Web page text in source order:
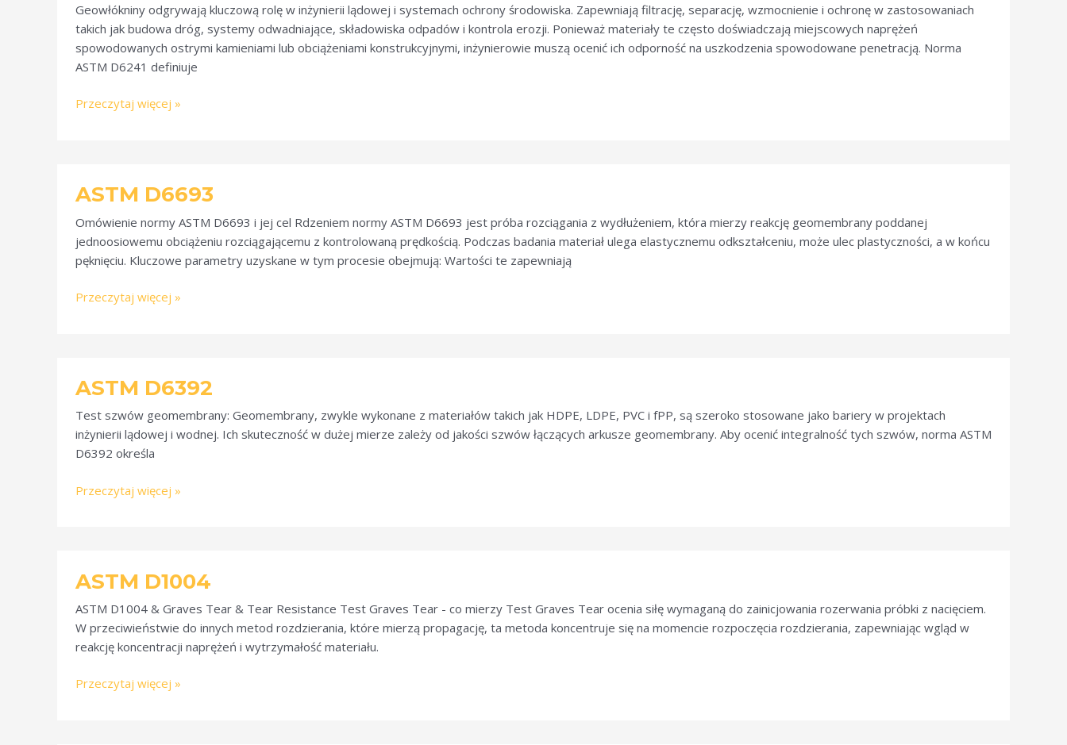
Geowłókniny odgrywają kluczową rolę w inżynierii lądowej i systemach ochrony środowiska. Zapewniają filtrację, separację, wzmocnienie i ochronę w zastosowaniach
takich jak budowa dróg, systemy odwadniające, składowiska odpadów i kontrola erozji. Ponieważ materiały te często doświadczają miejscowych naprężeń
spowodowanych ostrymi kamieniami lub obciążeniami konstrukcyjnymi, inżynierowie muszą ocenić ich odporność na uszkodzenia spowodowane penetracją. Norma
ASTM D6241 definiuje
Przeczytaj więcej »
ASTM D6693
Omówienie normy ASTM D6693 i jej cel Rdzeniem normy ASTM D6693 jest próba rozciągania z wydłużeniem, która mierzy reakcję geomembrany poddanej
jednoosiowemu obciążeniu rozciągającemu z kontrolowaną prędkością. Podczas badania materiał ulega elastycznemu odkształceniu, może ulec plastyczności, a w końcu
pęknięciu. Kluczowe parametry uzyskane w tym procesie obejmują: Wartości te zapewniają
D6693
Przeczytaj więcej »
ASTM D6392
Test szwów geomembrany: Geomembrany, zwykle wykonane z materiałów takich jak HDPE, LDPE, PVC i fPP, są szeroko stosowane jako bariery w projektach
inżynierii lądowej i wodnej. Ich skuteczność w dużej mierze zależy od jakości szwów łączących arkusze geomembrany. Aby ocenić integralność tych szwów, norma ASTM
D6392 określa
D6392
Przeczytaj więcej »
ASTM D1004
ASTM D1004 & Graves Tear & Tear Resistance Test Graves Tear - co mierzy Test Graves Tear ocenia siłę wymaganą do zainicjowania rozerwania próbki z nacięciem.
W przeciwieństwie do innych metod rozdzierania, które mierzą propagację, ta metoda koncentruje się na momencie rozpoczęcia rozdzierania, zapewniając wgląd w
reakcję koncentracji naprężeń i wytrzymałość materiału.
D1004
Przeczytaj więcej »